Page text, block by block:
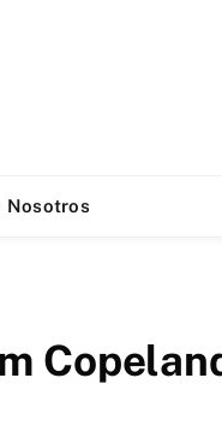
Nosotros